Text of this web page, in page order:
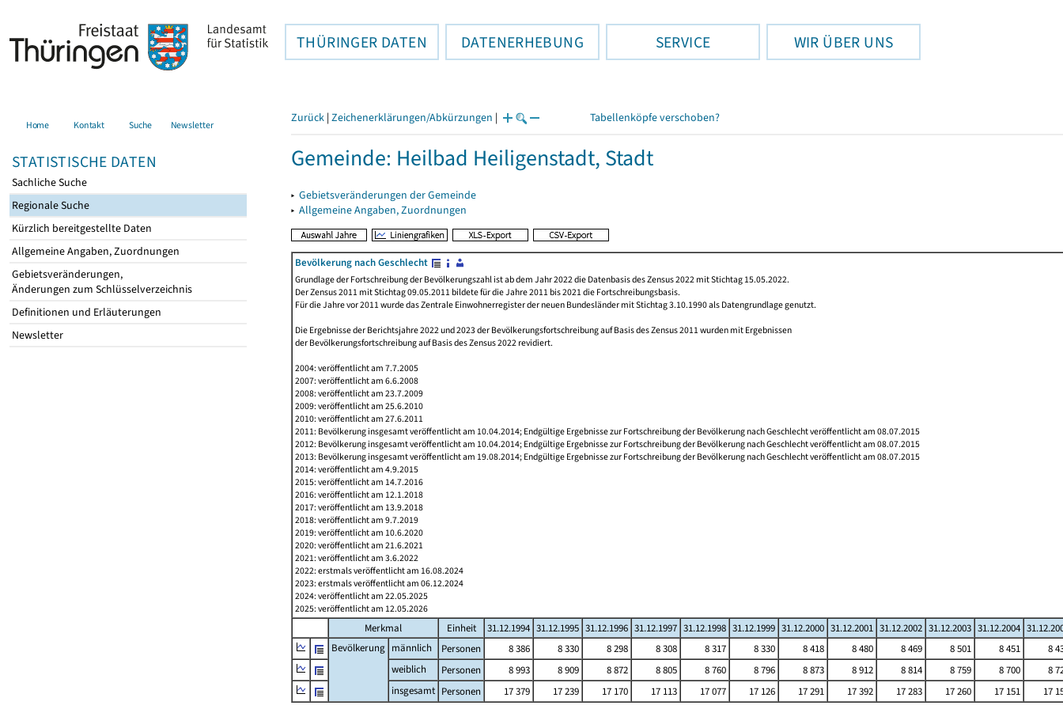
THÜRINGER DATEN DATENERHEBUNG SERVICE WIR ÜBER UNS
Home Kontakt Suche Newsletter
STATISTISCHE DATEN
Sachliche Suche
Regionale Suche
Kürzlich bereitgestellte Daten
Allgemeine Angaben, Zuordnungen
Gebietsveränderungen,
Änderungen zum Schlüsselverzeichnis
Definitionen und Erläuterungen
Newsletter
Zurück | Zeichenerklärungen/Abkürzungen | Tabellenköpfe verschoben?
Gemeinde: Heilbad Heiligenstadt, Stadt
▸ Gebietsveränderungen der Gemeinde
▸ Allgemeine Angaben, Zuordnungen
Bevölkerung nach Geschlecht
Grundlage der Fortschreibung der Bevölkerungszahl ist ab dem Jahr 2022 die Datenbasis des Zensus 2022 mit Stichtag 15.05.2022.
Der Zensus 2011 mit Stichtag 09.05.2011 bildete für die Jahre 2011 bis 2021 die Fortschreibungsbasis.
Für die Jahre vor 2011 wurde das Zentrale Einwohnerregister der neuen Bundesländer mit Stichtag 3.10.1990 als Datengrundlage genutzt.
Die Ergebnisse der Berichtsjahre 2022 und 2023 der Bevölkerungsfortschreibung auf Basis des Zensus 2011 wurden mit Ergebnissen
der Bevölkerungsfortschreibung auf Basis des Zensus 2022 revidiert.
2004: veröffentlicht am 7.7.2005
2007: veröffentlicht am 6.6.2008
2008: veröffentlicht am 23.7.2009
2009: veröffentlicht am 25.6.2010
2010: veröffentlicht am 27.6.2011
2011: Bevölkerung insgesamt veröffentlicht am 10.04.2014; Endgültige Ergebnisse zur Fortschreibung der Bevölkerung nach Geschlecht veröffentlicht am 08.07.2015
2012: Bevölkerung insgesamt veröffentlicht am 10.04.2014; Endgültige Ergebnisse zur Fortschreibung der Bevölkerung nach Geschlecht veröffentlicht am 08.07.2015
2013: Bevölkerung insgesamt veröffentlicht am 19.08.2014; Endgültige Ergebnisse zur Fortschreibung der Bevölkerung nach Geschlecht veröffentlicht am 08.07.2015
2014: veröffentlicht am 4.9.2015
2015: veröffentlicht am 14.7.2016
2016: veröffentlicht am 12.1.2018
2017: veröffentlicht am 13.9.2018
2018: veröffentlicht am 9.7.2019
2019: veröffentlicht am 10.6.2020
2020: veröffentlicht am 21.6.2021
2021: veröffentlicht am 3.6.2022
2022: erstmals veröffentlicht am 16.08.2024
2023: erstmals veröffentlicht am 06.12.2024
2024: veröffentlicht am 22.05.2025
2025: veröffentlicht am 12.05.2026
Merkmal Einheit 31.12.1994 31.12.1995 31.12.1996 31.12.1997 31.12.1998 31.12.1999 31.12.2000 31.12.2001 31.12.2002 31.12.2003 31.12.2004
Bevölkerung männlich Personen 8 386 8 330 8 298 8 308 8 317 8 330 8 418 8 480 8 469 8 501 8 451
8
weiblich
Personen 8 993 8 909 8 872 8 805 8 760 8 796 8 873 8 912 8 814 8 759 8 700
8
insgesamt Personen 17 379 17 239 17 170 17 113 17 077 17 126 17 291 17 392 17 283 17 260 17 151 17